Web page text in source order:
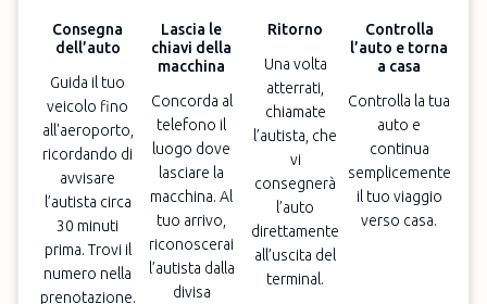
Consegna
dell’auto
Guida il tuo
veicolo fino
all'aeroporto,
ricordando di
avvisare
l’autista circa
30 minuti
prima. Trovi il
numero nella
prenotazione.
Lascia le
chiavi della
macchina
Concorda al
telefono il
luogo dove
lasciare la
macchina. Al
tuo arrivo,
riconoscerai
l’autista dalla
divisa
Ritorno
Una volta
atterrati,
chiamate
l’autista, che
vi
consegnerà
l’auto
direttamente
all’uscita del
terminal.
Controlla
l’auto e torna
a casa
Controlla la tua
auto e
continua
semplicemente
il tuo viaggio
verso casa.